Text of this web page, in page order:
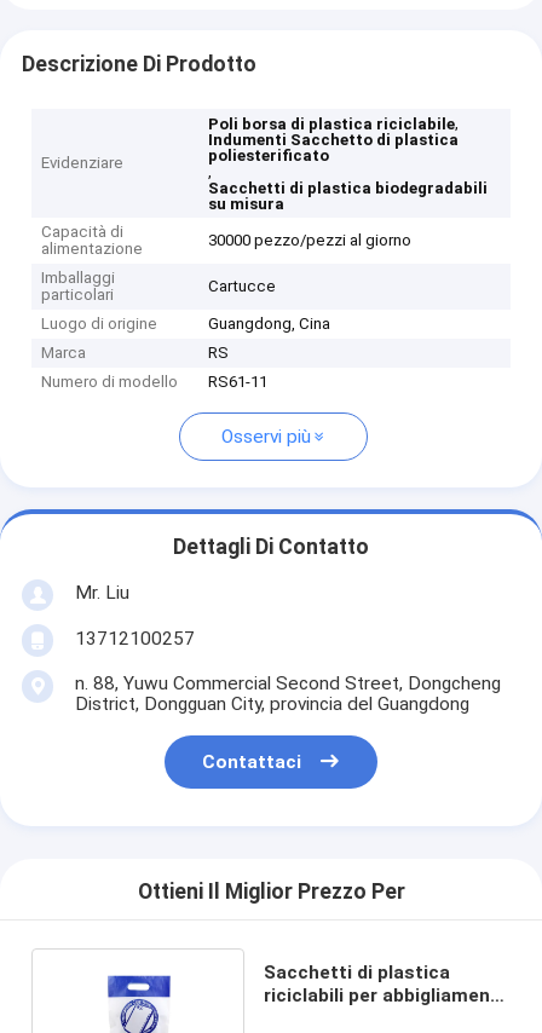
Descrizione Di Prodotto
Evidenziare
Poli borsa di plastica riciclabile,
Indumenti Sacchetto di plastica
poliesterificato
,
Sacchetti di plastica biodegradabili
su misura
Capacità di
alimentazione
30000 pezzo/pezzi al giorno
Imballaggi
particolari
Cartucce
Luogo di origine
Guangdong, Cina
Marca
RS
Numero di modello
RS61-11
Osservi più
Dettagli Di Contatto
Mr. Liu
13712100257
n. 88, Yuwu Commercial Second Street, Dongcheng
District, Dongguan City, provincia del Guangdong
Contattaci
Ottieni Il Miglior Prezzo Per
Sacchetti di plastica
riciclabili per abbigliamento